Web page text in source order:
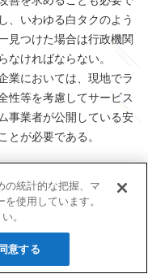
、いわゆる白タクのよう
見つけた場合は行政機関
なければならない。
業においては、現地でラ
性等を考慮してサービス
事業者が公開している安
とが必要である。
解禁にあたり、世界での
の統計的な把握、マ
使用しています。
。
同意する